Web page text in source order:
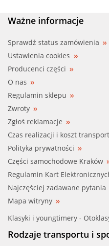
Ważne informacje
Sprawdź status zamówienia
Ustawienia cookies
Producenci części
O nas
Regulamin sklepu
Zwroty
Zgłoś reklamacje
Czas realizacji i koszt
Polityka prywatności
Części samochodowe Kraków
Regulamin Kart
Najczęściej zadawane pytania
Mapa witryny
Klasyki i youngtimery -
Rodzaje transportu i